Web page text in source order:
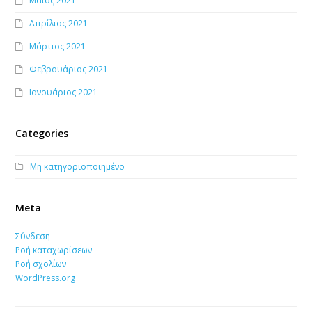
Απρίλιος 2021
Μάρτιος 2021
Φεβρουάριος 2021
Ιανουάριος 2021
Categories
Μη κατηγοριοποιημένο
Meta
Σύνδεση
Ροή καταχωρίσεων
Ροή σχολίων
WordPress.org